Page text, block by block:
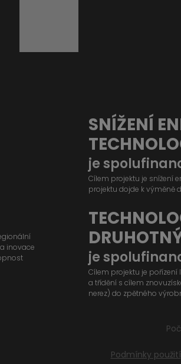
inovace
SNÍŽENÍ
je
Cílem projektu je snížení
projektu dojde k výměně
je
Cílem projektu je
a třídění s cílem
nerez) do zpětného
Podmínky použití